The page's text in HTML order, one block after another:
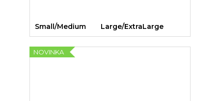
Small/Medium Large/ExtraLarge
NOVINKA